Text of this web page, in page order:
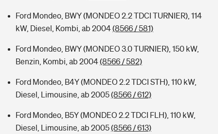
Ford Mondeo, BWY (MONDEO 2.2 TDCI TURNIER), 114
kW, Diesel, Kombi, ab 2004(8566 / 581)
Ford Mondeo, BWY (MONDEO 3.0 TURNIER), 150 kW,
Benzin, Kombi, ab 2004(8566 / 582)
Ford Mondeo, B4Y (MONDEO 2.2 TDCI STH), 110 kW,
Diesel, Limousine, ab 2005(8566 / 612)
Ford Mondeo, B5Y (MONDEO 2.2 TDCI FLH), 110 kW,
Diesel, Limousine, ab 2005(8566 / 613)